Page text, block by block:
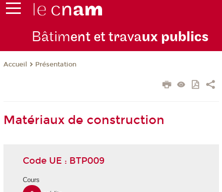
Bâtiment et travaux publics
Accueil Présentation
Matériaux de construction
Code UE : BTP009
Cours